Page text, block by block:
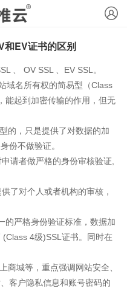
和EV证书的区别
、 OV SSL 、EV SSL。
域名所有权的简易型（Class
能起到加密传输的作用，但无
的，只是提供了对数据的加
份不做验证。
请者做严格的身份审核验证,
了对个人或者机构的审核，
的严格身份验证标准，数据加
4级)SSL证书。同时在
商城等，重点强调网站安全、
客户隐私信息和账号密码的